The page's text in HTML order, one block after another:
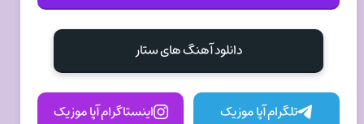
دانلود آهنگ های ستار
تلگرام آپا موزیک اینستاگرام آپا موزیک